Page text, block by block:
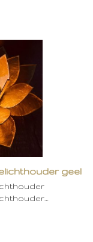
geel